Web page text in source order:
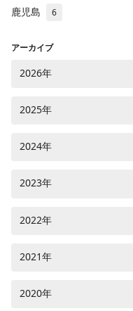
鹿児島 6
アーカイブ
2026年
2025年
2024年
2023年
2022年
2021年
2020年